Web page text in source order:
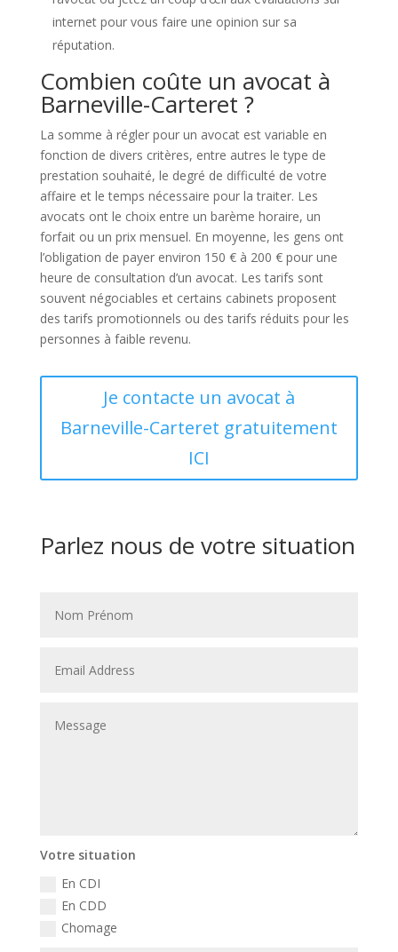
internet pour vous faire une opinion sur sa
réputation.
Combien coûte un avocat à
Barneville-Carteret ?
La somme à régler pour un avocat est variable en
fonction de divers critères, entre autres le type de
prestation souhaité, le degré de difficulté de votre
affaire et le temps nécessaire pour la traiter. Les
avocats ont le choix entre un barème horaire, un
forfait ou un prix mensuel. En moyenne, les gens ont
l’obligation de payer environ 150 € à 200 € pour une
heure de consultation d’un avocat. Les tarifs sont
souvent négociables et certains cabinets proposent
des tarifs promotionnels ou des tarifs réduits pour les
personnes à faible revenu.
Je contacte un avocat à
Barneville-Carteret gratuitement
ICI
Parlez nous de votre situation
Votre situation
En CDI
En CDD
Chomage